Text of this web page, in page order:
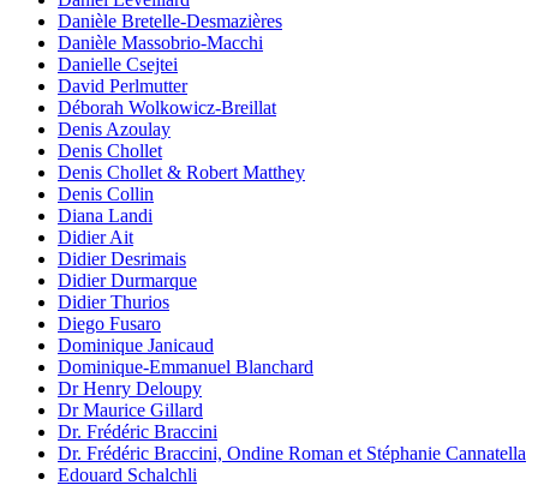
Danièle Bretelle-Desmazières
Danièle Massobrio-Macchi
Danielle Csejtei
David Perlmutter
Déborah Wolkowicz-Breillat
Denis Azoulay
Denis Chollet
Denis Chollet & Robert Matthey
Denis Collin
Diana Landi
Didier Ait
Didier Desrimais
Didier Durmarque
Didier Thurios
Diego Fusaro
Dominique Janicaud
Dominique-Emmanuel Blanchard
Dr Henry Deloupy
Dr Maurice Gillard
Dr. Frédéric Braccini
Dr. Frédéric Braccini, Ondine Roman et Stéphanie Cannatella
Edouard Schalchli